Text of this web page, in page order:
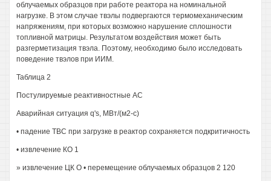
облучаемых образцов при работе реактора на номинальной
нагрузке. В этом случае твэлы подвергаются термомеханическим
напряжениям, при которых возможно нарушение сплошности
топливной матрицы. Результатом воздействия может быть
разгерметизация твэла. Поэтому, необходимо было исследовать
поведение твэлов при ИИМ.
Таблица 2
Постулируемые реактивностные АС
Аварийная ситуация q's, МВт/(м2-с)
• падение TBC при загрузке в реактор сохраняется подкритичность
• извлечение КО 1
» извлечение ЦК О • перемещение облучаемых образцов 2 120